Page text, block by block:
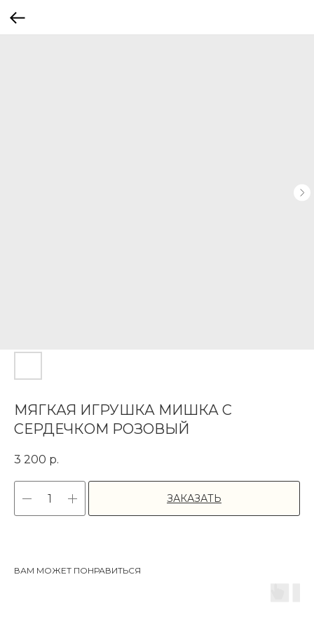
МЯГКАЯ ИГРУШКА МИШКА С
СЕРДЕЧКОМ РОЗОВЫЙ
3 200 р.
ЗАКАЗАТЬ
ВАМ МОЖЕТ ПОНРАВИТЬСЯ